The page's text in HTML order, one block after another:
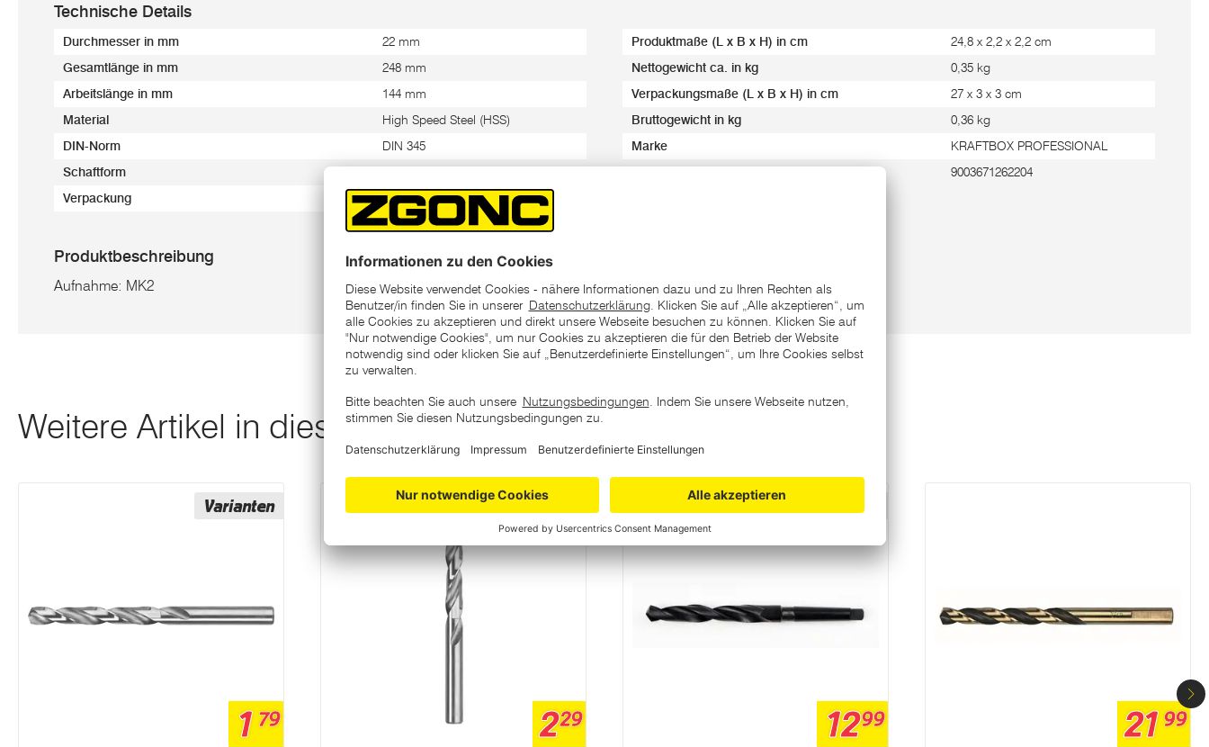
Technische Details
Durchmesser in mm 22 mm
Gesamtlänge in mm 248 mm
Arbeitslänge in mm 144 mm
Material High Speed Steel (HSS)
DIN-Norm DIN 345
Schaftform
Verpackung Kunststoff Verpackung
Produktmaße (L x B x H) in cm 24,8 x 2,2 x 2,2 cm
Nettogewicht ca. in kg 0,35 kg
Verpackungsmaße (L x B x H) in cm 27 x 3 x 3 cm
Bruttogewicht in kg 0,36 kg
Marke KRAFTBOX PROFESSIONAL
9003671262204
Produktbeschreibung
Aufnahme: MK2
Weitere Artikel in dieser Kategorie
Varianten
1 79 229
Varianten
1299 21 99